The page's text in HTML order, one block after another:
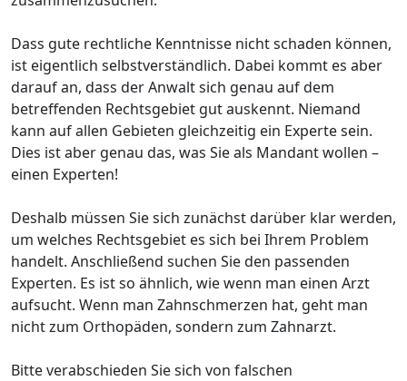
Dass gute rechtliche Kenntnisse nicht schaden können,
ist eigentlich selbstverständlich. Dabei kommt es aber
darauf an, dass der Anwalt sich genau auf dem
betreffenden Rechtsgebiet gut auskennt. Niemand
kann auf allen Gebieten gleichzeitig ein Experte sein.
Dies ist aber genau das, was Sie als Mandant wollen –
einen Experten!
Deshalb müssen Sie sich zunächst darüber klar werden,
um welches Rechtsgebiet es sich bei Ihrem Problem
handelt. Anschließend suchen Sie den passenden
Experten. Es ist so ähnlich, wie wenn man einen Arzt
aufsucht. Wenn man Zahnschmerzen hat, geht man
nicht zum Orthopäden, sondern zum Zahnarzt.
Bitte verabschieden Sie sich von falschen